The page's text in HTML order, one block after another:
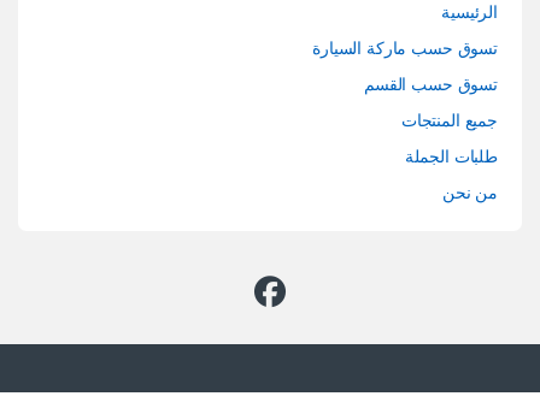
الرئيسية
تسوق حسب ماركة السيارة
تسوق حسب القسم
جميع المنتجات
طلبات الجملة
من نحن